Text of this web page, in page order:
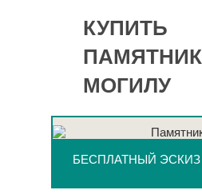
КУПИТЬ
ПАМЯТНИК
МОГИЛУ
БЕСПЛАТНЫЙ ЭСКИЗ